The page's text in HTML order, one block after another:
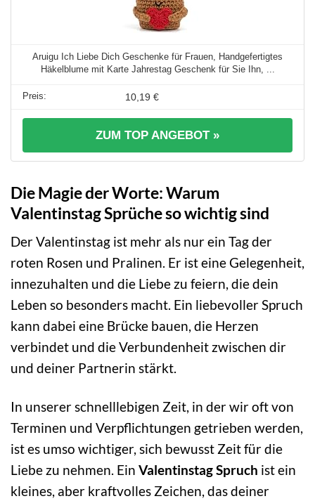
Aruigu Ich Liebe Dich Geschenke für Frauen, Handgefertigtes
Häkelblume mit Karte Jahrestag Geschenk für Sie Ihn, ...
10,19 €
ZUM TOP ANGEBOT »
Die Magie der Worte: Warum
Valentinstag Sprüche so wichtig sind
Der Valentinstag ist mehr als nur ein Tag der
roten Rosen und Pralinen. Er ist eine Gelegenheit,
innezuhalten und die Liebe zu feiern, die dein
Leben so besonders macht. Ein liebevoller Spruch
kann dabei eine Brücke bauen, die Herzen
verbindet und die Verbundenheit zwischen dir
und deiner Partnerin stärkt.
In unserer schnelllebigen Zeit, in der wir oft von
Terminen und Verpflichtungen getrieben werden,
ist es umso wichtiger, sich bewusst Zeit für die
Liebe zu nehmen. Ein Valentinstag Spruch ist ein
kleines, aber kraftvolles Zeichen, das deiner